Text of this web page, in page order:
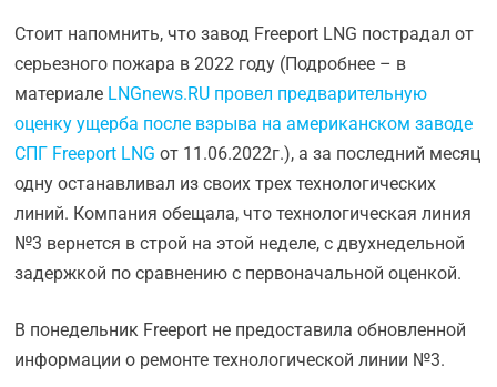
Стоит напомнить, что завод Freeport LNG пострадал от
серьезного пожара в 2022 году (Подробнее – в
материале LNGnews.RU провел предварительную
оценку ущерба после взрыва на американском заводе
СПГ Freeport LNG от 11.06.2022г.), а за последний месяц
одну останавливал из своих трех технологических
линий. Компания обещала, что технологическая линия
№3 вернется в строй на этой неделе, с двухнедельной
задержкой по сравнению с первоначальной оценкой.
В понедельник Freeport не предоставила обновленной
информации о ремонте технологической линии №3.